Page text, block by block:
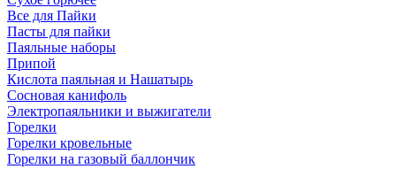
Все для Пайки
Пасты для пайки
Паяльные наборы
Припой
Кислота паяльная и Нашатырь
Сосновая канифоль
Электропаяльники и выжигатели
Горелки
Горелки кровельные
Горелки на газовый баллончик